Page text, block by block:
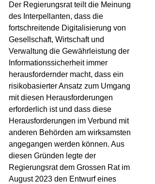
Der Regierungsrat teilt die Meinung
des Interpellanten, dass die
fortschreitende Digitalisierung von
Gesellschaft, Wirtschaft und
Verwaltung die Gewährleistung der
Informationssicherheit immer
herausfordernder macht, dass ein
risikobasierter Ansatz zum Umgang
mit diesen Herausforderungen
erforderlich ist und dass diese
Herausforderungen im Verbund mit
anderen Behörden am wirksamsten
angegangen werden können. Aus
diesen Gründen legte der
Regierungsrat dem Grossen Rat im
August 2023 den Entwurf eines